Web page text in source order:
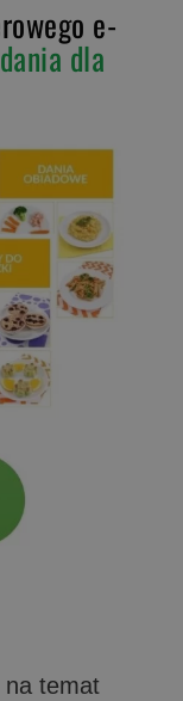
e-
dla
na temat